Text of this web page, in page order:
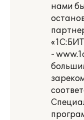
нами
«1С:БИТ
-